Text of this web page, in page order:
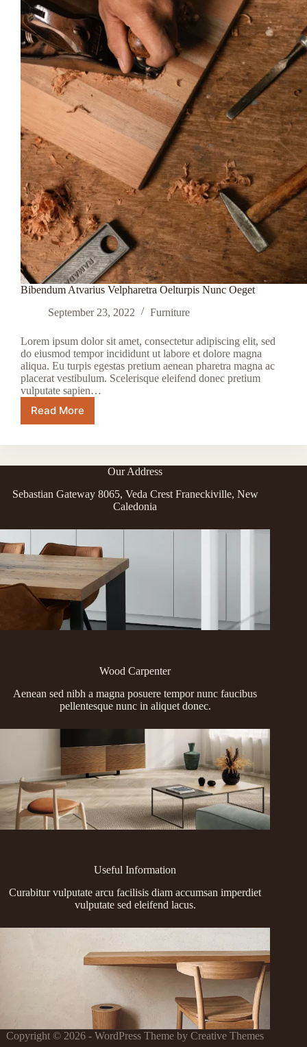
Bibendum Atvarius Velpharetra Oelturpis Nunc Oeget
September 23, 2022
Furniture
Lorem ipsum dolor sit amet, consectetur adipiscing elit, sed
do eiusmod tempor incididunt ut labore et dolore magna
aliqua. Eu turpis egestas pretium aenean pharetra magna ac
placerat vestibulum. Scelerisque eleifend donec pretium
vulputate sapien…
Read More
Bibendum
Velpharetra
Nunc
Our Address
Sebastian Gateway 8065, Veda Crest Franeckiville, New
Caledonia
Wood Carpenter
Aenean sed nibh a magna posuere tempor nunc faucibus
pellentesque nunc in aliquet donec.
Useful Information
Curabitur vulputate arcu facilisis diam accumsan imperdiet
vulputate sed eleifend lacus.
Copyright © 2026 - WordPress Theme byCreative Themes